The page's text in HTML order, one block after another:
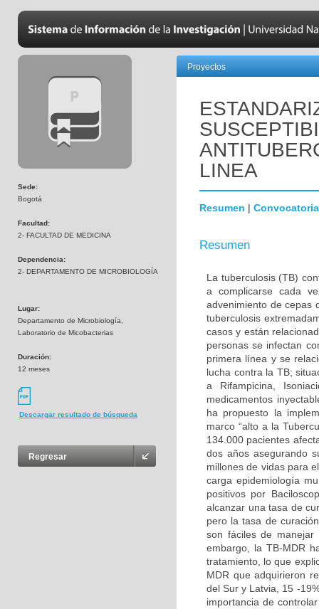
Sede:
Bogotá
Facultad:
2- FACULTAD DE MEDICINA
Dependencia:
2- DEPARTAMENTO DE MICROBIOLOGÍA
Lugar:
Departamento de Microbiología,
Laboratorio de Micobacterias
Duración:
12 meses
Descargar resultado de búsqueda
Regresar
Proyectos
LINEA
Resumen | Convocatoria
Resumen
La tuberculosis (TB)
a complicarse cada
advenimiento de cepas
tuberculosis
casos y están
personas se infectan
primera línea y se
lucha contra la TB;
a Rifampicina,
medicamentos
ha propuesto la
marco “alto a la
134.000 pacientes
dos años asegurando
millones de vidas para
carga epidemiología
positivos por
alcanzar una tasa de
pero la tasa de
son fáciles de manejar
embargo, la TB-MDR
tratamiento, lo que
MDR que adquirieron
del Sur y Latvia, 15 -
importancia de